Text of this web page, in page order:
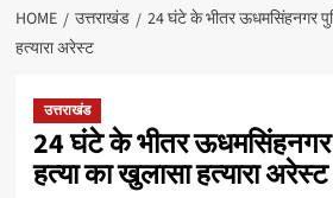
HOME उत्तराखंड
24 घंटे के भीतर ऊधमसिंहनगर
हत्यारा अरेस्ट
उत्तराखंड
24 घंटे के भीतर ऊधमसिंहनगर
हत्या का खुलासा हत्यारा अरेस्ट